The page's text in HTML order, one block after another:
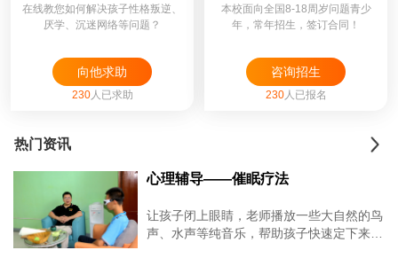
在线教您如何解决孩子性格叛逆、
厌学、沉迷网络等问题？
向他求助
230人已求助
本校面向全国8-18周岁问题青少
年，常年招生，签订合同！
咨询招生
230人已报名
热门资讯
心理辅导——催眠疗法
让孩子闭上眼睛，老师播放一些大自然的鸟
声、水声等纯音乐，帮助孩子快速定下来，